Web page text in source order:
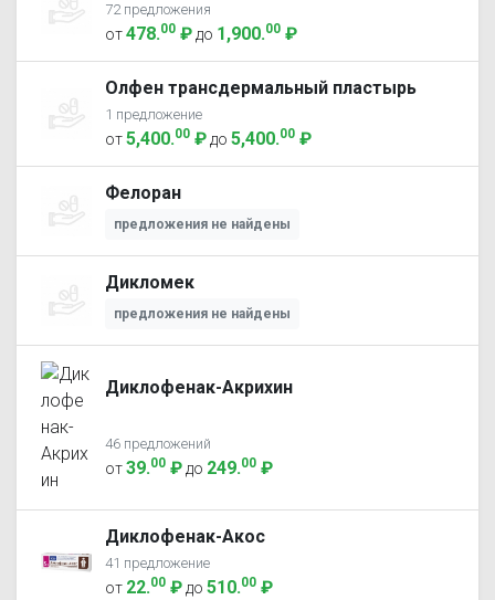
72 предложения
от478.00 ₽ до 1,900.00 ₽
Олфен трансдермальный пластырь
1 предложение
от5,400.00 ₽ до 5,400.00 ₽
Фелоран
предложения не найдены
Дикломек
предложения не найдены
Диклофенак-Акрихин
46 предложений
от39.00 ₽ до 249.00 ₽
Диклофенак-Акос
41 предложение
от 22.00 ₽ до 510.00 ₽